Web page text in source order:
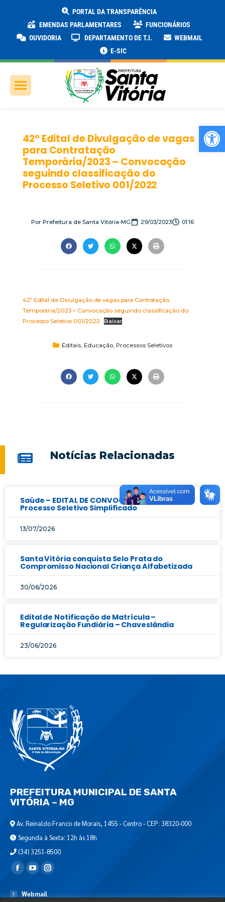
PORTAL DA TRANSPARÊNCIA
EMENDAS PARLAMENTARES
FUNCIONÁRIOS
OUVIDORIA
DEPARTAMENTO DE T.I.
WEBMAIL
E-SIC
42º Edital de Divulgação de vagas
para Contratação
Temporária/2023 – Convocação
seguindo classificação do
Processo Seletivo 001/2022
Por Prefeitura de Santa Vitória-MG 29/03/2023 01:16
42º Edital de Divulgação de vagas para Contratação
Temporária/2023 – Convocação seguindo classificação do
Processo Seletivo 001/2022
Baixar
Editais Educação Processos Seletivos
Notícias Relacionadas
Saúde – EDITAL DE CONVOCAÇÃO Nº 17/2025 –
Processo Seletivo Simplificado
13/07/2026
Santa Vitória conquista Selo Prata do
Compromisso Nacional Criança Alfabetizada
30/06/2026
Edital de Notificação de Matrícula –
Regularização Fundiária – Chaveslândia
23/06/2026
PREFEITURA MUNICIPAL DE SANTA
VITÓRIA – MG
Av. Reinaldo Franco de Morais, 1455 - Centro - CEP: 38320-000
Segunda à Sexta: 12h às 18h
(34) 3251-8500
Encontre-nos em:
Webmail